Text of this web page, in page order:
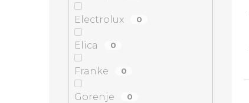
Electrolux 0
Elica 0
Franke 0
Gorenje 0